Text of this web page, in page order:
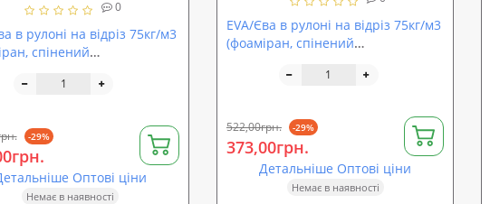
0
в рулоні на відріз 75кг/м3
спінений
0083)
-29%
Оптові ціни
Немає в наявності
EVA/Єва в рулоні на відріз 75кг/м3
(фоаміран, спінений
8мм (sp-0084)
522,00грн. -29%
373,00грн.
Детальніше Оптові ціни
Немає в наявності